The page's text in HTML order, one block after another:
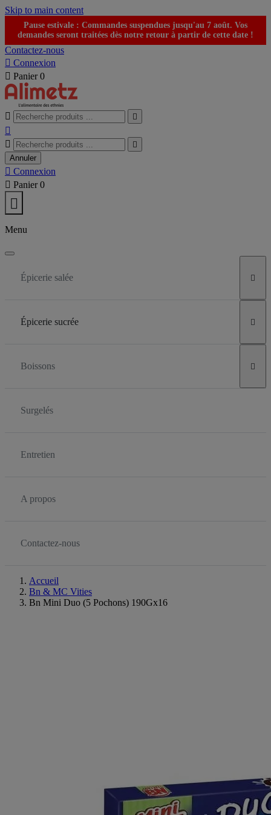
Skip to main content
Pause estivale : Commandes suspendues jusqu'au 7 août. Vos
demandes seront traitées dès notre retour à partir de cette date !
Contactez-nous
 Connexion
 Panier 0
 



Annuler
 Connexion
 Panier 0

Menu
Épicerie salée 
Épicerie sucrée 
Boissons 
Surgelés
Entretien
A propos
Contactez-nous
Accueil
Bn & MC Vities
Bn Mini Duo (5 Pochons) 190Gx16